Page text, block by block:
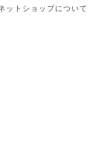
ットショップについて